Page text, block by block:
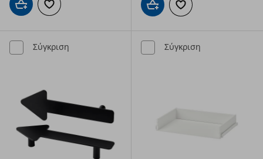
Προσθήκη στο καλάθι
Προσθήκη στα αγαπημένα Προσθήκη στο καλάθι
Προσθήκη στα
Σύγκριση Σύγκριση